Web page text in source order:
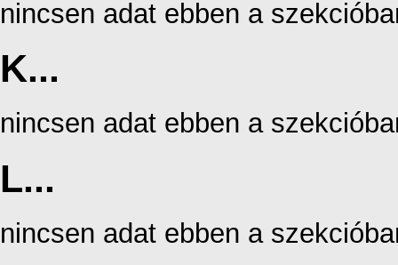
nincsen adat ebben a
K...
nincsen adat ebben a
L...
nincsen adat ebben a